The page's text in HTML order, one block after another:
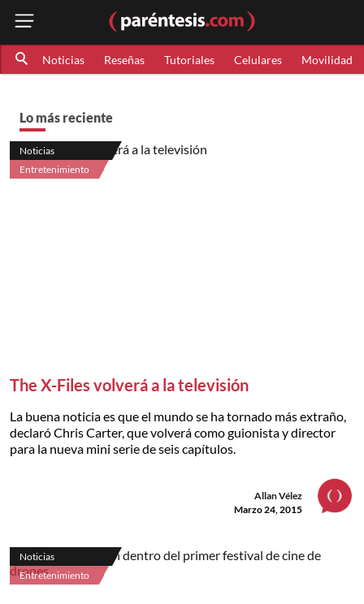
Noticias Reseñas Tutoriales Celulares Movilidad
Lo más reciente
Noticias
Entretenimiento
The X-Files volverá a la televisión
La buena noticia es que el mundo se ha tornado más extraño,
declaró Chris Carter, que volverá como guionista y director
para la nueva mini serie de seis capítulos.
Allan Vélez
Marzo 24, 2015
Noticias
Entretenimiento